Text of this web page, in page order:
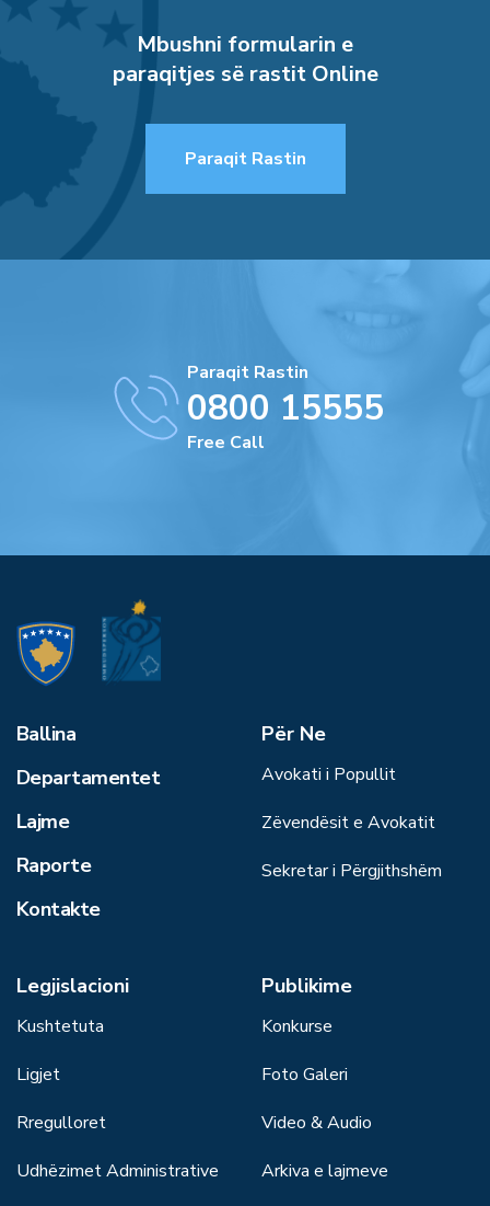
Mbushni formularin e
paraqitjes së rastit Online
Paraqit Rastin
Paraqit Rastin
0800 15555
Free Call
Ballina
Departamentet
Lajme
Raporte
Kontakte
Për Ne
Avokati i Popullit
Zëvendësit e Avokatit
Sekretar i Përgjithshëm
Legjislacioni
Kushtetuta
Ligjet
Rregulloret
Udhëzimet Administrative
Publikime
Konkurse
Foto Galeri
Video & Audio
Arkiva e lajmeve